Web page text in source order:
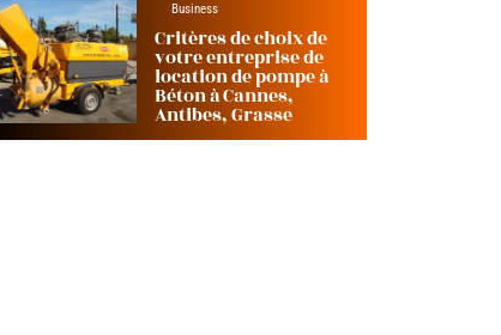
Business
Critères de choix de
votre entreprise de
location de pompe à
Béton à Cannes,
Antibes, Grasse